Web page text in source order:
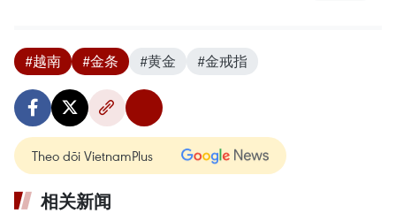
#越南 #金条 #黄金 #金戒指
Theo dõi VietnamPlus
相关新闻